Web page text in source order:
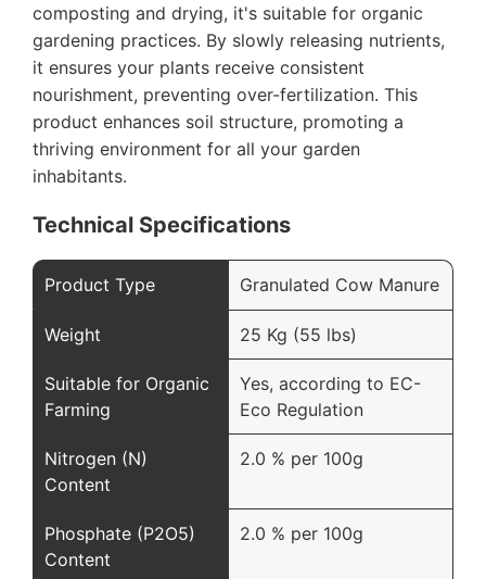
composting and drying, it's suitable for organic
gardening practices. By slowly releasing nutrients,
it ensures your plants receive consistent
nourishment, preventing over-fertilization. This
product enhances soil structure, promoting a
thriving environment for all your garden
inhabitants.
Technical Specifications
Product Type Granulated Cow Manure
Weight 25 Kg (55 lbs)
Suitable for Organic
Farming
Yes, according to EC-
Eco Regulation
Nitrogen (N)
Content
2.0 % per 100g
Phosphate (P2O5)
Content
2.0 % per 100g